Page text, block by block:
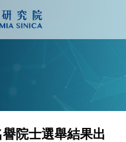
院士選舉結果出